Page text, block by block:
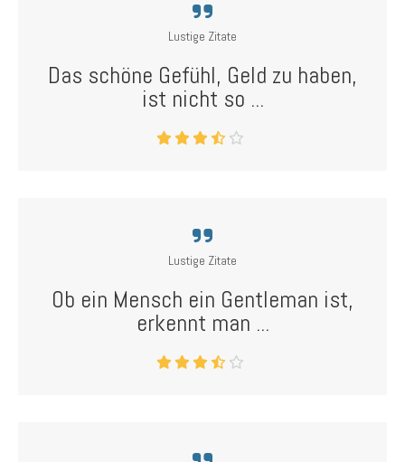
Lustige Zitate
Das schöne Gefühl, Geld zu haben,
ist nicht so ...
Lustige Zitate
Ob ein Mensch ein Gentleman ist,
erkennt man ...